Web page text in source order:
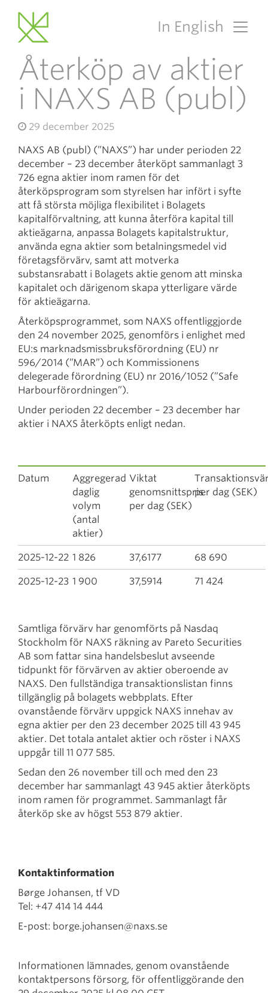
Main Navigation
In English
Återköp av aktier
i NAXS AB (publ)
29 december 2025
NAXS AB (publ) (”NAXS”) har under perioden 22
december – 23 december återköpt sammanlagt 3
726 egna aktier inom ramen för det
återköpsprogram som styrelsen har infört i syfte
att få största möjliga flexibilitet i Bolagets
kapitalförvaltning, att kunna återföra kapital till
aktieägarna, anpassa Bolagets kapitalstruktur,
använda egna aktier som betalningsmedel vid
företagsförvärv, samt att motverka
substansrabatt i Bolagets aktie genom att minska
kapitalet och därigenom skapa ytterligare värde
för aktieägarna.
Återköpsprogrammet, som NAXS offentliggjorde
den 24 november 2025, genomförs i enlighet med
EU:s marknadsmissbruksförordning (EU) nr
596/2014 (”MAR”) och Kommissionens
delegerade förordning (EU) nr 2016/1052 (”Safe
Harbourförordningen”).
Under perioden 22 december – 23 december har
aktier i NAXS återköpts enligt nedan.
Datum
Aggregerad
daglig
volym
(antal
aktier)
Viktat
genomsnittspris
per dag (SEK)
per dag (SEK)
2025-12-22 1 826 37,6177 68 690
2025-12-23 1 900 37,5914 71 424
Samtliga förvärv har genomförts på Nasdaq
Stockholm för NAXS räkning av Pareto Securities
AB som fattar sina handelsbeslut avseende
tidpunkt för förvärven av aktier oberoende av
NAXS. Den fullständiga transaktionslistan finns
tillgänglig på bolagets webbplats. Efter
ovanstående förvärv uppgick NAXS innehav av
egna aktier per den 23 december 2025 till 43 945
aktier. Det totala antalet aktier och röster i NAXS
uppgår till 11 077 585.
Sedan den 26 november till och med den 23
december har sammanlagt 43 945 aktier återköpts
inom ramen för programmet. Sammanlagt får
återköp ske av högst 553 879 aktier.
Kontaktinformation
Børge Johansen, tf VD
Tel: +47 414 14 444
E-post: borge.johansen@naxs.se
Informationen lämnades, genom ovanstående
kontaktpersons försorg, för offentliggörande den